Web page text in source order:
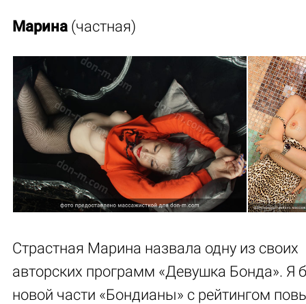
Марина (частная)
Страстная Марина назвала одну из своих
авторских программ «Девушка Бонда». Я
новой части «Бондианы» с рейтингом